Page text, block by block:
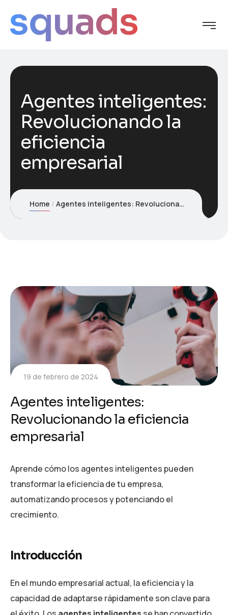
Agentes inteligentes:
Revolucionando la
eficiencia
empresarial
Home Agentes inteligentes: Revolucionando la eficiencia empresarial
19 de febrero de 2024
Agentes inteligentes:
Revolucionando la eficiencia
empresarial
Aprende cómo los agentes inteligentes pueden
transformar la eficiencia de tu empresa,
automatizando procesos y potenciando el
crecimiento.
Introducción
En el mundo empresarial actual, la eficiencia y la
capacidad de adaptarse rápidamente son clave para